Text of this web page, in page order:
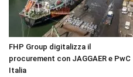
FHP Group digitalizza il
procurement con JAGGAER e PwC
Italia